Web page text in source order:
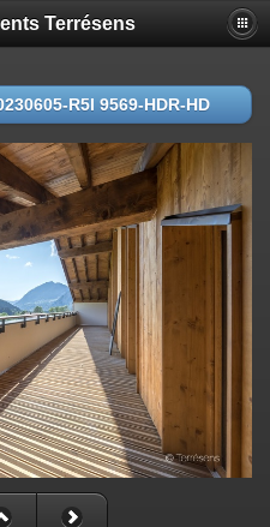
Terrésens
R5I 9569-HDR-HD